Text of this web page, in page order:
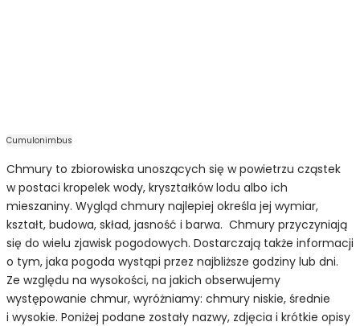
Cumulonimbus
Chmury to zbiorowiska unoszących się w powietrzu cząstek
w postaci kropelek wody, kryształków lodu albo ich
mieszaniny. Wygląd chmury najlepiej określa jej wymiar,
kształt, budowa, skład, jasność i barwa. Chmury przyczyniają
się do wielu zjawisk pogodowych. Dostarczają także informacji
o tym, jaka pogoda wystąpi przez najbliższe godziny lub dni.
Ze względu na wysokości, na jakich obserwujemy
występowanie chmur, wyróżniamy: chmury niskie, średnie
i wysokie. Poniżej podane zostały nazwy, zdjęcia i krótkie opisy